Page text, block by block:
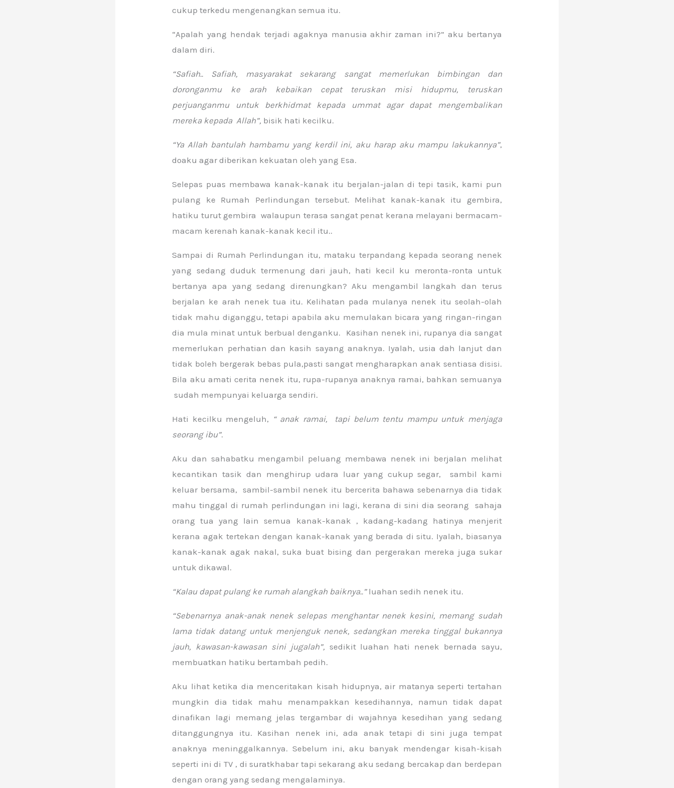
cukup terkedu mengenangkan semua itu.
“Apalah yang hendak terjadi agaknya manusia akhir zaman ini?” aku bertanya
dalam diri.
“Safiah.. Safiah, masyarakat sekarang sangat memerlukan bimbingan dan
doronganmu ke arah kebaikan cepat teruskan misi hidupmu, teruskan
perjuanganmu untuk berkhidmat kepada ummat agar dapat mengembalikan
mereka kepada Allah”, bisik hati kecilku.
“Ya Allah bantulah hambamu yang kerdil ini, aku harap aku mampu lakukannya”,
doaku agar diberikan kekuatan oleh yang Esa.
Selepas puas membawa kanak-kanak itu berjalan-jalan di tepi tasik, kami pun
pulang ke Rumah Perlindungan tersebut. Melihat kanak-kanak itu gembira,
hatiku turut gembira walaupun terasa sangat penat kerana melayani bermacam-
macam kerenah kanak-kanak kecil itu..
Sampai di Rumah Perlindungan itu, mataku terpandang kepada seorang nenek
yang sedang duduk termenung dari jauh, hati kecil ku meronta-ronta untuk
bertanya apa yang sedang direnungkan? Aku mengambil langkah dan terus
berjalan ke arah nenek tua itu. Kelihatan pada mulanya nenek itu seolah-olah
tidak mahu diganggu, tetapi apabila aku memulakan bicara yang ringan-ringan
dia mula minat untuk berbual denganku. Kasihan nenek ini, rupanya dia sangat
memerlukan perhatian dan kasih sayang anaknya. Iyalah, usia dah lanjut dan
tidak boleh bergerak bebas pula,pasti sangat mengharapkan anak sentiasa disisi.
Bila aku amati cerita nenek itu, rupa-rupanya anaknya ramai, bahkan semuanya
sudah mempunyai keluarga sendiri.
Hati kecilku mengeluh, “ anak ramai, tapi belum tentu mampu untuk menjaga
seorang ibu”.
Aku dan sahabatku mengambil peluang membawa nenek ini berjalan melihat
kecantikan tasik dan menghirup udara luar yang cukup segar, sambil kami
keluar bersama, sambil-sambil nenek itu bercerita bahawa sebenarnya dia tidak
mahu tinggal di rumah perlindungan ini lagi, kerana di sini dia seorang sahaja
orang tua yang lain semua kanak-kanak , kadang-kadang hatinya menjerit
kerana agak tertekan dengan kanak-kanak yang berada di situ. Iyalah, biasanya
kanak-kanak agak nakal, suka buat bising dan pergerakan mereka juga sukar
untuk dikawal.
“Kalau dapat pulang ke rumah alangkah baiknya..”luahan sedih nenek itu.
“Sebenarnya anak-anak nenek selepas menghantar nenek kesini, memang sudah
lama tidak datang untuk menjenguk nenek, sedangkan mereka tinggal bukannya
jauh, kawasan-kawasan sini jugalah”, sedikit luahan hati nenek bernada sayu,
membuatkan hatiku bertambah pedih.
Aku lihat ketika dia menceritakan kisah hidupnya, air matanya seperti tertahan
mungkin dia tidak mahu menampakkan kesedihannya, namun tidak dapat
dinafikan lagi memang jelas tergambar di wajahnya kesedihan yang sedang
ditanggungnya itu. Kasihan nenek ini, ada anak tetapi di sini juga tempat
anaknya meninggalkannya. Sebelum ini, aku banyak mendengar kisah-kisah
seperti ini di TV , di suratkhabar tapi sekarang aku sedang bercakap dan berdepan
dengan orang yang sedang mengalaminya.